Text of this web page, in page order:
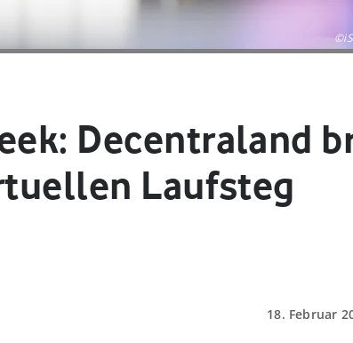
Decentraland
Laufsteg
18. Februar